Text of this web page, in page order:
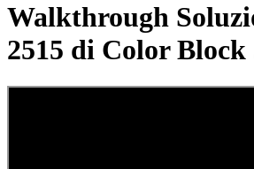
Walkthrough
2515 di Color Block